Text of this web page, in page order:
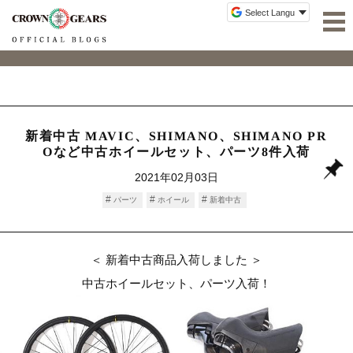
新着中古 MAVIC、SHIMANO、SHIMANO PR
Oなど中古ホイールセット、パーツ8件入荷
2021年02月03日
パーツ ホイール 新着中古
＜ 新着中古商品入荷しました ＞
中古ホイールセット、パーツ入荷！